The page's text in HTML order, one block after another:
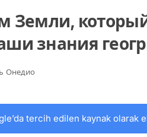
Земли,
знания
Онедио
tercih edilen kaynak olarak